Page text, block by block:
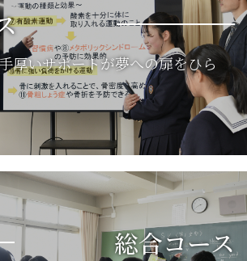
厚いサポートが夢への扉をひら
総合コース